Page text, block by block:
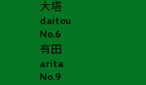
大塔
daitou
No.6
有田
arita
No.9